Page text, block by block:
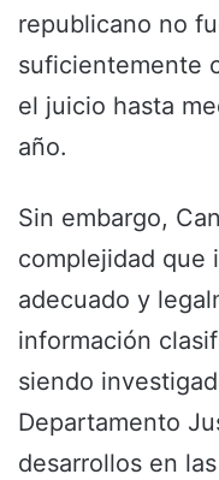
republicano no
suficientemente
el juicio hasta
año.
Sin embargo,
complejidad que
adecuado y
información
siendo
Departamento
desarrollos en